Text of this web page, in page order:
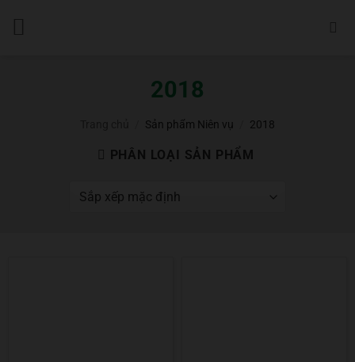
2018
Sản phẩm Niên vụ 2018
PHÂN LOẠI SẢN PHẨM